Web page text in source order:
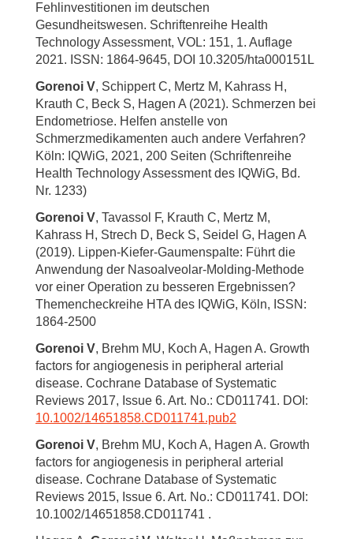
Fehlinvestitionen im deutschen
Gesundheitswesen. Schriftenreihe Health
Technology Assessment, VOL: 151, 1. Auflage
2021. ISSN: 1864-9645, DOI 10.3205/hta000151L
Gorenoi V, Schippert C, Mertz M, Kahrass H,
Krauth C, Beck S, Hagen A (2021). Schmerzen bei
Endometriose. Helfen anstelle von
Schmerzmedikamenten auch andere Verfahren?
Köln: IQWiG, 2021, 200 Seiten (Schriftenreihe
Health Technology Assessment des IQWiG, Bd.
Nr. 1233)
Gorenoi V, Tavassol F, Krauth C, Mertz M,
Kahrass H, Strech D, Beck S, Seidel G, Hagen A
(2019). Lippen-Kiefer-Gaumenspalte: Führt die
Anwendung der Nasoalveolar-Molding-Methode
vor einer Operation zu besseren Ergebnissen?
Themencheckreihe HTA des IQWiG, Köln, ISSN:
1864-2500
Gorenoi V, Brehm MU, Koch A, Hagen A. Growth
factors for angiogenesis in peripheral arterial
disease. Cochrane Database of Systematic
Reviews 2017, Issue 6. Art. No.: CD011741. DOI:
10.1002/14651858.CD011741.pub2
Gorenoi V, Brehm MU, Koch A, Hagen A. Growth
factors for angiogenesis in peripheral arterial
disease. Cochrane Database of Systematic
Reviews 2015, Issue 6. Art. No.: CD011741. DOI:
10.1002/14651858.CD011741 .